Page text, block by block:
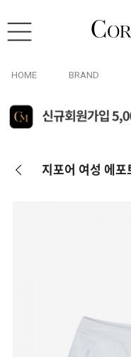
HOME BRAND